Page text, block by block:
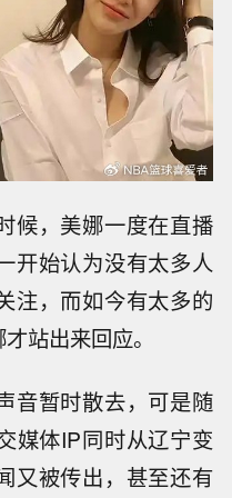
候，美娜一度在直播
开始认为没有太多人
注，而如今有太多的
站出来回应。
音暂时散去，可是随
媒体IP同时从辽宁变
又被传出，甚至还有